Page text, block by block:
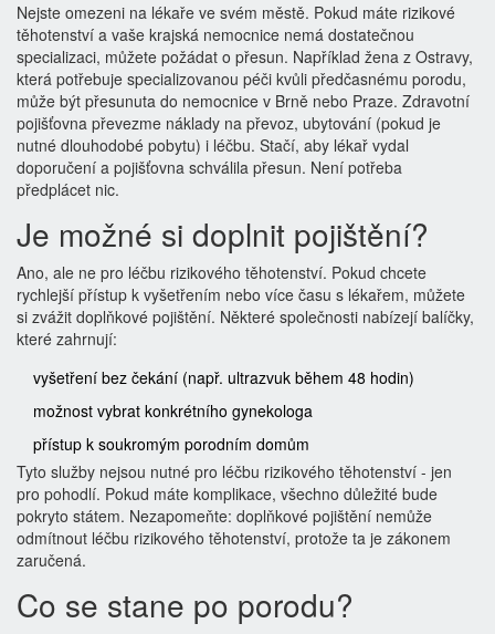
Nejste omezeni na lékaře ve svém městě. Pokud máte rizikové
těhotenství a vaše krajská nemocnice nemá dostatečnou
specializaci, můžete požádat o přesun. Například žena z Ostravy,
která potřebuje specializovanou péči kvůli předčasnému porodu,
může být přesunuta do nemocnice v Brně nebo Praze. Zdravotní
pojišťovna převezme náklady na převoz, ubytování (pokud je
nutné dlouhodobé pobytu) i léčbu. Stačí, aby lékař vydal
doporučení a pojišťovna schválila přesun. Není potřeba
předplácet nic.
Je možné si doplnit pojištění?
Ano, ale ne pro léčbu rizikového těhotenství. Pokud chcete
rychlejší přístup k vyšetřením nebo více času s lékařem, můžete
si zvážit doplňkové pojištění. Některé společnosti nabízejí balíčky,
které zahrnují:
vyšetření bez čekání (např. ultrazvuk během 48 hodin)
možnost vybrat konkrétního gynekologa
přístup k soukromým porodním domům
Tyto služby nejsou nutné pro léčbu rizikového těhotenství - jen
pro pohodlí. Pokud máte komplikace, všechno důležité bude
pokryto státem. Nezapomeňte: doplňkové pojištění nemůže
odmítnout léčbu rizikového těhotenství, protože ta je zákonem
zaručená.
Co se stane po porodu?